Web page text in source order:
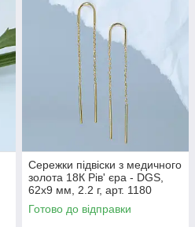
Сережки підвіски з медичного
золота 18К Рів' єра - DGS,
62х9 мм, 2.2 г, арт. 1180
Готово до відправки